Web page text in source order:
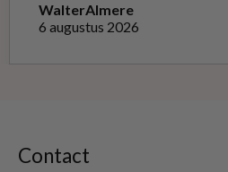
worden voor de goede; dat
Haarlem bij de winkel. Op meerdere mails
WalterAlmere
6 augustus 2026
Contact